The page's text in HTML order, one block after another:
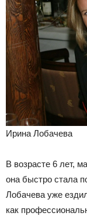
Ирина Лобачева
В возрасте 6 лет,
она быстро стала
Лобачева уже
как